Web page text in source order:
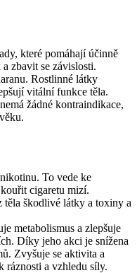
které pomáhají účinně
zbavit se závislosti.
Rostlinné látky
vitální funkce těla.
žádné kontraindikace,
To vede ke
cigaretu mizí.
těla škodlivé látky a toxiny a
metabolismus a zlepšuje
Díky jeho akci je snížena
Zvyšuje se aktivita a
ráznosti a vzhledu síly.